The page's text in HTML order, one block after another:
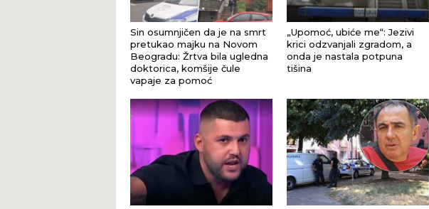
Sin osumnjičen da je na smrt
pretukao majku na Novom
Beogradu: Žrtva bila ugledna
doktorica, komšije čule
vapaje za pomoć
„Upomoć, ubiće me“: Jezivi
krici odzvanjali zgradom, a
onda je nastala potpuna
tišina